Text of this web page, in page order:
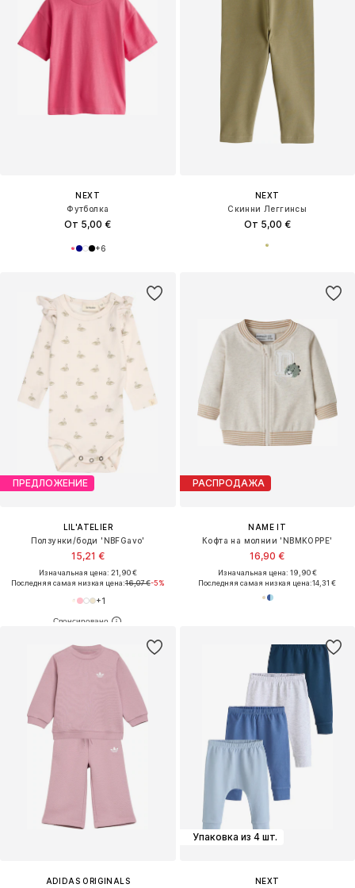
NEXT
Футболка
От 5,00 €
+6
NEXT
Скинни Леггинсы
От 5,00 €
ПРЕДЛОЖЕНИЕ
LIL'ATELIER
Ползунки/боди 'NBFGavo'
15,21 €
Изначальная цена: 21,90 €
Последняя самая низкая цена:16,07 €-5%
+1
РАСПРОДАЖА
NAME IT
Кофта на молнии 'NBMKOPPE'
16,90 €
Изначальная цена: 19,90 €
Последняя самая низкая цена:14,31 €
ADIDAS ORIGINALS
Упаковка из 4 шт.
NEXT